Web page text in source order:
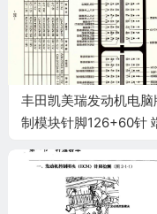
丰田凯美瑞发动机电脑
制模块针脚126+60针